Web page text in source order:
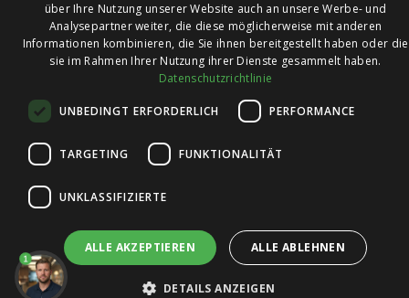
© 2026 Ledleuchtendiscounter.de
auf
Trusted Shops
1
über Ihre Nutzung unserer Website auch an unsere Werbe- und
Analysepartner weiter, die diese möglicherweise mit anderen
Informationen kombinieren, die Sie ihnen bereitgestellt haben oder die
sie im Rahmen Ihrer Nutzung ihrer Dienste gesammelt haben.
Datenschutzrichtlinie
UNBEDINGT ERFORDERLICH PERFORMANCE
TARGETING FUNKTIONALITÄT
UNKLASSIFIZIERTE
ALLE AKZEPTIEREN ALLE ABLEHNEN
DETAILS ANZEIGEN